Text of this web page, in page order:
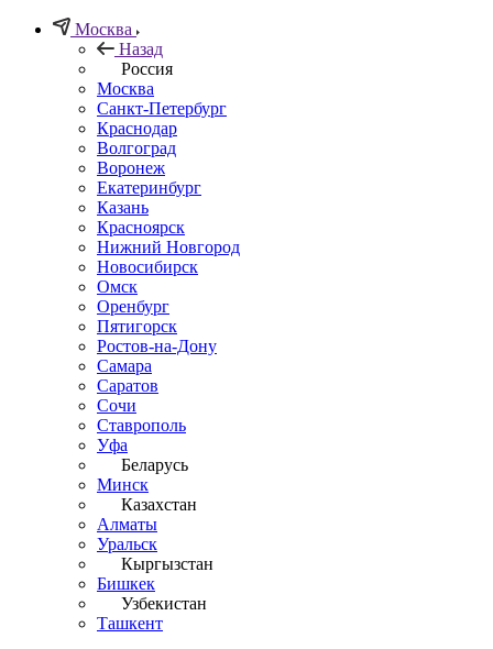
Москва
Назад
Россия
Москва
Санкт-Петербург
Краснодар
Волгоград
Воронеж
Екатеринбург
Казань
Красноярск
Нижний Новгород
Новосибирск
Омск
Оренбург
Пятигорск
Ростов-на-Дону
Самара
Саратов
Сочи
Ставрополь
Уфа
Беларусь
Минск
Казахстан
Алматы
Уральск
Кыргызстан
Бишкек
Узбекистан
Ташкент